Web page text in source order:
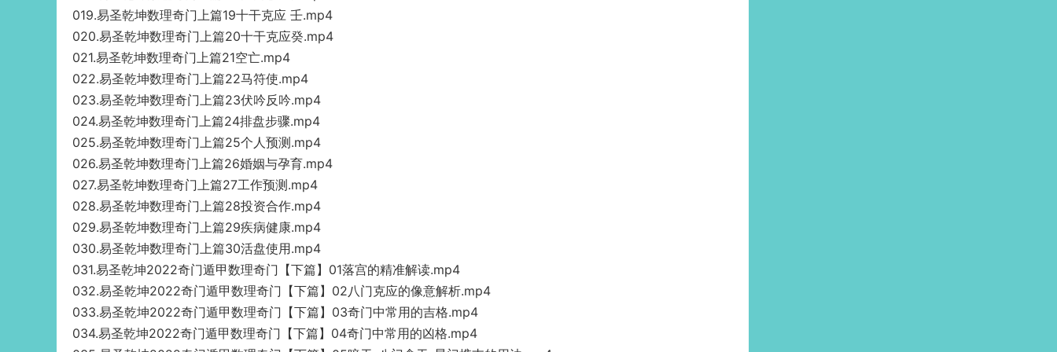
019.易圣乾坤数理奇门上篇19十干克应 壬.mp4
020.易圣乾坤数理奇门上篇20十干克应癸.mp4
021.易圣乾坤数理奇门上篇21空亡.mp4
022.易圣乾坤数理奇门上篇22马符使.mp4
023.易圣乾坤数理奇门上篇23伏吟反吟.mp4
024.易圣乾坤数理奇门上篇24排盘步骤.mp4
025.易圣乾坤数理奇门上篇25个人预测.mp4
026.易圣乾坤数理奇门上篇26婚姻与孕育.mp4
027.易圣乾坤数理奇门上篇27工作预测.mp4
028.易圣乾坤数理奇门上篇28投资合作.mp4
029.易圣乾坤数理奇门上篇29疾病健康.mp4
030.易圣乾坤数理奇门上篇30活盘使用.mp4
031.易圣乾坤2022奇门遁甲数理奇门【下篇】01落宫的精准解读.mp4
032.易圣乾坤2022奇门遁甲数理奇门【下篇】02八门克应的像意解析.mp4
033.易圣乾坤2022奇门遁甲数理奇门【下篇】03奇门中常用的吉格.mp4
034.易圣乾坤2022奇门遁甲数理奇门【下篇】04奇门中常用的凶格.mp4